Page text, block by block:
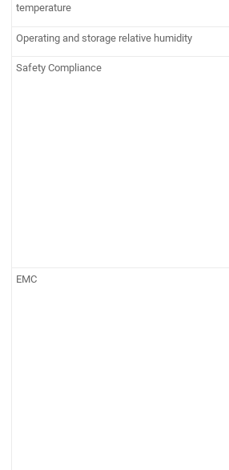
temperature
Operating and storage relative humidity
Safety Compliance
EMC